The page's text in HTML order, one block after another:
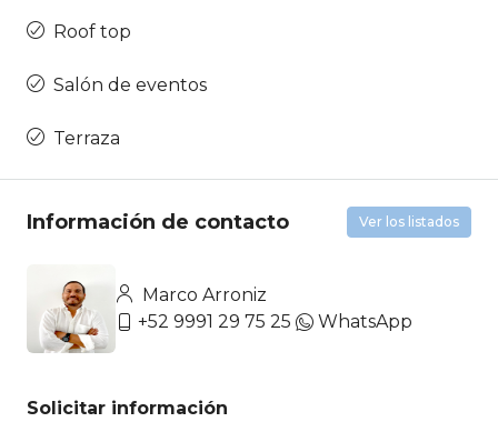
Roof top
Salón de eventos
Terraza
Información de contacto Ver los listados
Marco Arroniz
+52 9991 29 75 25
WhatsApp
Solicitar información